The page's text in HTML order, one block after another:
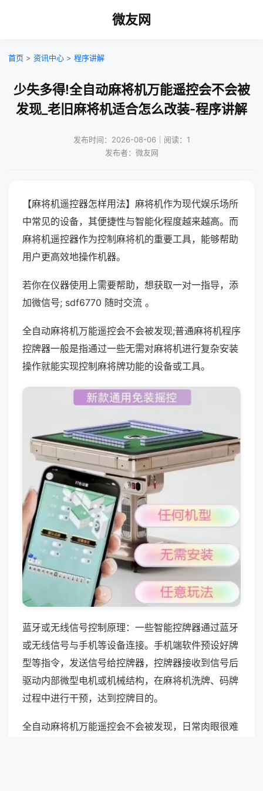
微友网
首页 > 资讯中心 > 程序讲解
少失多得!全自动麻将机万能遥控会不会被
发现_老旧麻将机适合怎么改装-程序讲解
发布时间：2026-08-06｜阅读：1
发布者：微友网
【麻将机遥控器怎样用法】麻将机作为现代娱乐场所
中常见的设备，其便捷性与智能化程度越来越高。而
麻将机遥控器作为控制麻将机的重要工具，能够帮助
用户更高效地操作机器。
若你在仪器使用上需要帮助，想获取一对一指导，添
加微信号; sdf6770 随时交流 。
全自动麻将机万能遥控会不会被发现;普通麻将机程序
控牌器一般是指通过一些无需对麻将机进行复杂安装
操作就能实现控制麻将牌功能的设备或工具。
蓝牙或无线信号控制原理：一些智能控牌器通过蓝牙
或无线信号与手机等设备连接。手机端软件预设好牌
型等指令，发送信号给控牌器，控牌器接收到信号后
驱动内部微型电机或机械结构，在麻将机洗牌、码牌
过程中进行干预，达到控牌目的。
全自动麻将机万能遥控会不会被发现，日常肉眼很难